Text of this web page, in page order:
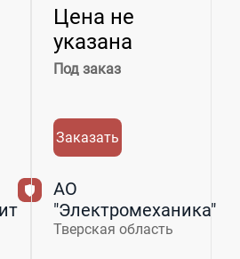
«ЭЛУ-27»
Цена не
указана
Под заказ
Заказать
АО
"Электромеханика"
Тверская область